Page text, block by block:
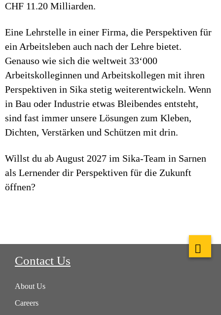
CHF 11.20 Milliarden.
Eine Lehrstelle in einer Firma, die Perspektiven für
ein Arbeitsleben auch nach der Lehre bietet.
Genauso wie sich die weltweit 33‘000
Arbeitskolleginnen und Arbeitskollegen mit ihren
Perspektiven in Sika stetig weiterentwickeln. Wenn
in Bau oder Industrie etwas Bleibendes entsteht,
sind fast immer unsere Lösungen zum Kleben,
Dichten, Verstärken und Schützen mit drin.
Willst du ab August 2027 im Sika-Team in Sarnen
als Lernender dir Perspektiven für die Zukunft
öffnen?
Contact Us
About Us
Careers